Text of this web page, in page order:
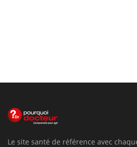
Le site santé de référence avec